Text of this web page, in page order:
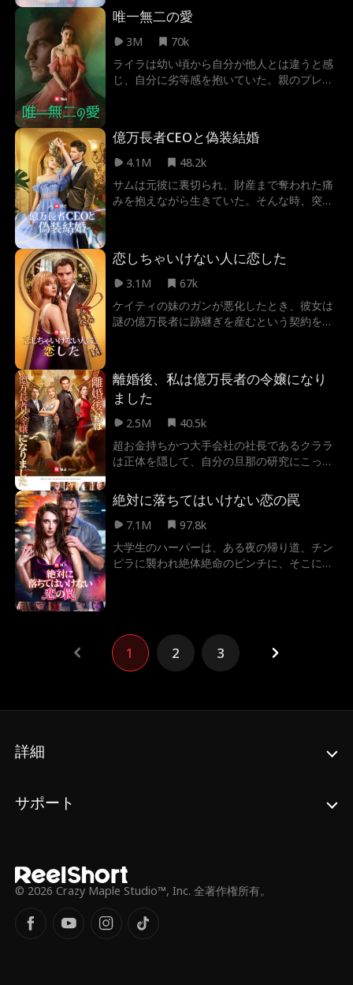
妬深いライバルやストーカーの元婚約者、さ
らには二人を引き裂こうとする狂気じみた元
持ちを見つけ出すことができるのだろう
か…？
唯一無二の愛
3M
70k
ライラは幼い頃から自分が他人とは違うと感
じ、自分に劣等感を抱いていた。親のプレッ
生日を迎えた彼女は、「真実の愛」を見つけ
たいと強く願った。 ある日、アルバイト中の
け、その後はまさか自分が妊娠していること
が判明した。レオはそんな彼女を自分のもと
ライラの出自に関するある秘密が明らかにな
るにつれ、二人は陰謀と邪悪が渦巻く危険な
運命に巻き込まれることに…… ライラは二人
の愛を守り抜けるか？運命の女神が微笑む未
来に、彼女とレオが迎える結末は、果たして
億万長者CEOと偽装結婚
4.1M
48.2k
サムは元彼に裏切られ、財産まで奪われた痛
みを抱えながら生きていた。そんな時、突然
かし、カラダンには恐ろしい秘密があった。
実は彼、国一番の億万長者だったのだ。二人
の愛は一体どこへ向かうのか？サムは真実を
謀と敵が二人を追い詰める中、結婚という名
のゲームの結末は予測不可能だ。
恋しちゃいけない人に恋した
3.1M
67k
ケイティの妹のガンが悪化したとき、彼女は
謎の億万長者に跡継ぎを産むという契約を結
に困難であることが判明した時、ケイティと
ブラントは、この契約に唯一のルール
――「恋に落ちるな」があるにもかかわら
ず、なんとお互いに仲良くなりました。
離婚後、私は億万長者の令嬢になり
ました
2.5M
40.5k
超お金持ちかつ大手会社の社長であるクララ
は正体を隠して、自分の旦那の研究にこっそ
のミロはクララを裏切り、研究が完成に差し
掛かったタイミングで浮気するのである。今
までクララからのサポートを知らない旦那は
離婚を迫り、クララを侮辱するのである。が
っかりしたクララはそこで億万長者社長に戻
ると決心し、旦那のミロに与えた支援をすべ
絶対に落ちてはいけない恋の罠
7.1M
97.8k
大学生のハーパーは、ある夜の帰り道、チン
ピラに襲われ絶体絶命のピンチに、そこに現
方を危うくする――。 果たして、父の親友と
の禁断の恋の結末は？愛と欲望が渦巻くラブ
サスペンス。
1 2 3
詳細
サポート
© 2026 Crazy Maple Studio™, Inc. 全著作権所有。